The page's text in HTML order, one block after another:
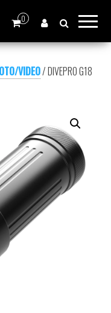
0
VIDEO/ DIVEPRO G18